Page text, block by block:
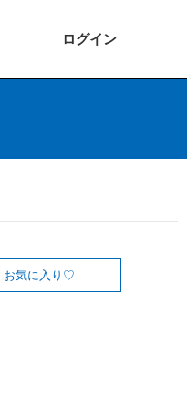
ログイン
お気に入り